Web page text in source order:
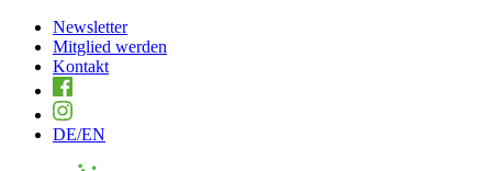
Newsletter
Mitglied werden
Kontakt
DE/EN